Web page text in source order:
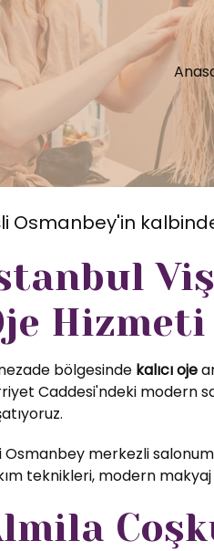
Osmanbey'in
Hizmeti
bölgesinde kalıcı oje
Caddesi'ndeki modern
Osmanbey merkezli
teknikleri, modern